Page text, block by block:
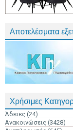
Αποτελέσματα
Χρήσιμες
Άδειες (24)
Ανακοινώσεις (3428)